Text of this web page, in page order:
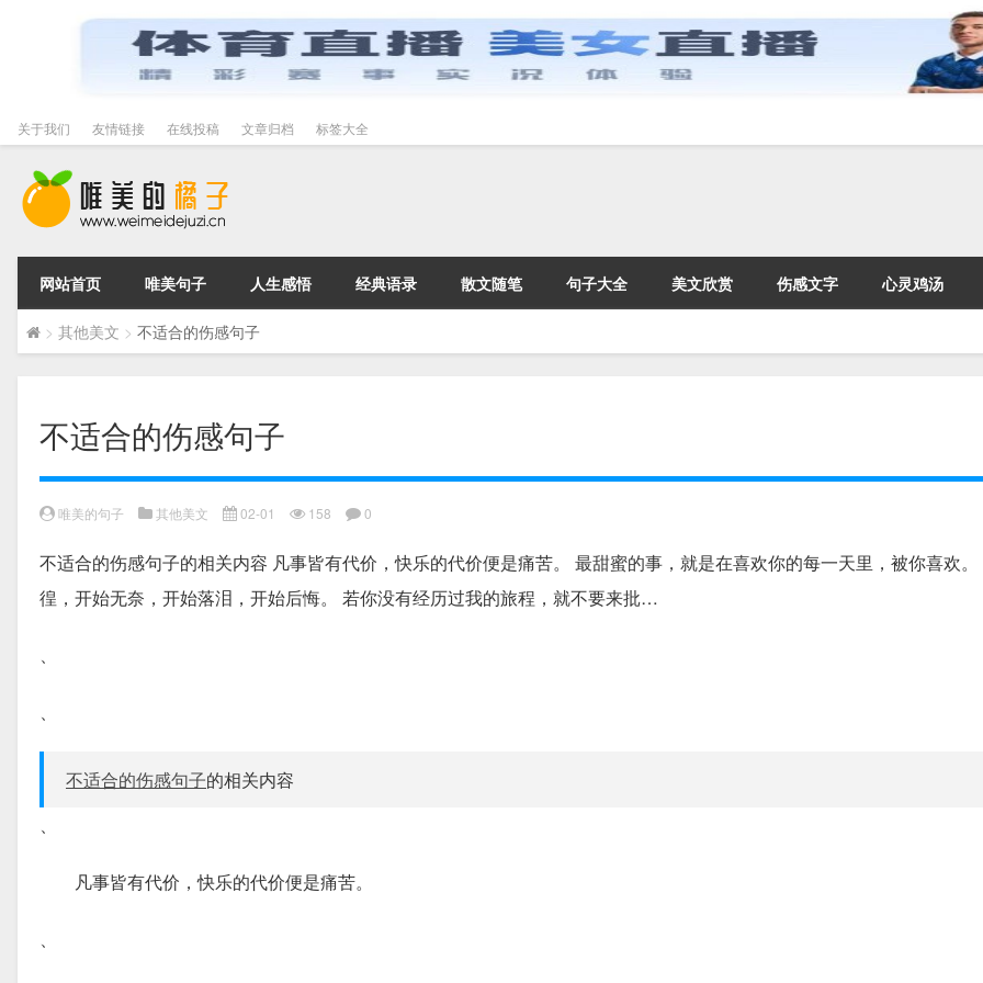
关于我们 友情链接 在线投稿 文章归档 标签大全
网站首页 唯美句子 人生感悟 经典语录 散文随笔 句子大全 美文欣赏 伤感文字 心灵鸡汤
> 其他美文 > 不适合的伤感句子
不适合的伤感句子
唯美的句子 其他美文 02-01 158 0
不适合的伤感句子的相关内容 凡事皆有代价，快乐的代价便是痛苦。 最甜蜜的事，就是在喜欢你的每一天里，被你喜欢
徨，开始无奈，开始落泪，开始后悔。 若你没有经历过我的旅程，就不要来批…
、
、
不适合的伤感句子的相关内容
、
凡事皆有代价，快乐的代价便是痛苦。
、